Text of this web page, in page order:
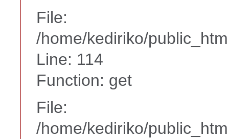
File:
/home/kediriko/
Line: 114
Function: get
File:
/home/kediriko/